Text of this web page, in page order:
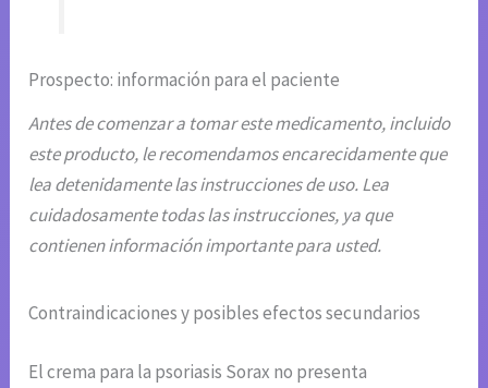
Prospecto: información para el paciente
Antes de comenzar a tomar este medicamento, incluido
este producto, le recomendamos encarecidamente que
lea detenidamente las instrucciones de uso. Lea
cuidadosamente todas las instrucciones, ya que
contienen información importante para usted.
Contraindicaciones y posibles efectos secundarios
El crema para la psoriasis Sorax no presenta